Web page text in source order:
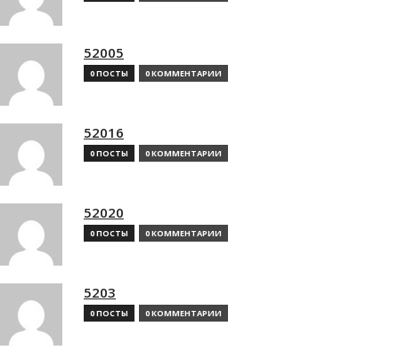
52005
0 ПОСТЫ 0 КОММЕНТАРИИ
52016
0 ПОСТЫ 0 КОММЕНТАРИИ
52020
0 ПОСТЫ 0 КОММЕНТАРИИ
5203
0 ПОСТЫ 0 КОММЕНТАРИИ